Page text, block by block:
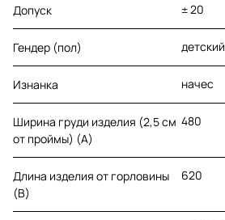
Допуск ± 20
Гендер (пол) детский
Изнанка начес
Ширина груди изделия (2,5 см
от проймы) (A)
480
Длина изделия от горловины
(B)
620